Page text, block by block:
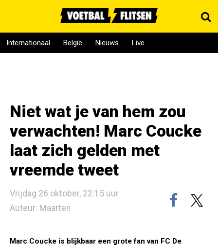
Internationaal België Nieuws Live
Niet wat je van hem zou
verwachten! Marc Coucke
laat zich gelden met
vreemde tweet
Vrijdag 26 oktober, 22:15 uur
Auteur: Maarten
Marc Coucke is blijkbaar een grote fan van FC De